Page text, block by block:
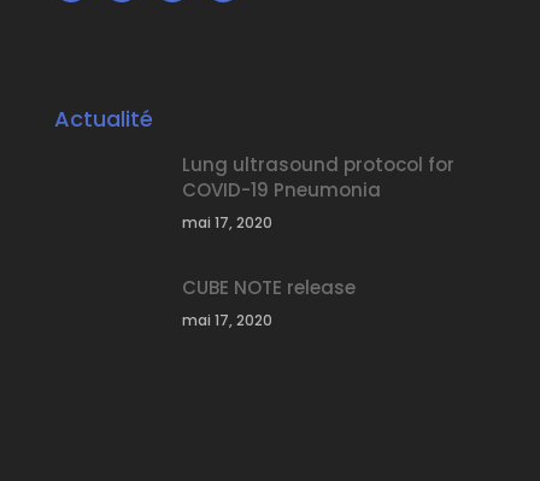
Actualité
Lung ultrasound protocol for
COVID-19 Pneumonia
mai 17, 2020
CUBE NOTE release
mai 17, 2020